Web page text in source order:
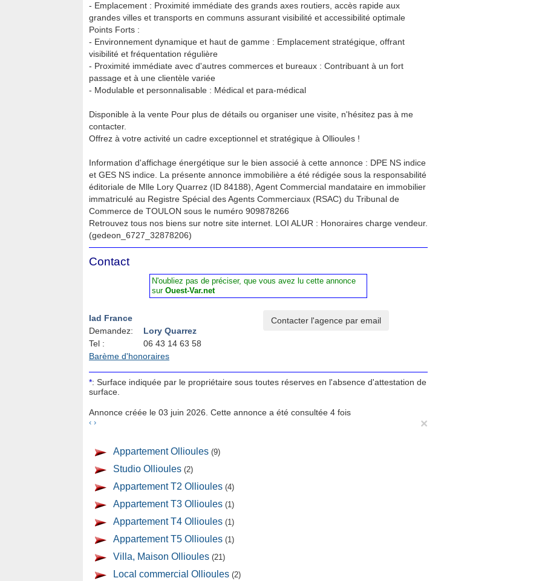
- Emplacement : Proximité immédiate des grands axes routiers, accès rapide aux
grandes villes et transports en communs assurant visibilité et accessibilité optimale
Points Forts :
- Environnement dynamique et haut de gamme : Emplacement stratégique, offrant
visibilité et fréquentation régulière
- Proximité immédiate avec d'autres commerces et bureaux : Contribuant à un fort
passage et à une clientèle variée
- Modulable et personnalisable : Médical et para-médical
Disponible à la vente Pour plus de détails ou organiser une visite, n'hésitez pas à me
contacter.
Offrez à votre activité un cadre exceptionnel et stratégique à Ollioules !
Information d'affichage énergétique sur le bien associé à cette annonce : DPE NS indice
et GES NS indice. La présente annonce immobilière a été rédigée sous la responsabilité
éditoriale de Mlle Lory Quarrez (ID 84188), Agent Commercial mandataire en immobilier
immatriculé au Registre Spécial des Agents Commerciaux (RSAC) du Tribunal de
Commerce de TOULON sous le numéro 909878266
Retrouvez tous nos biens sur notre site internet. LOI ALUR : Honoraires charge vendeur.
(gedeon_6727_32878206)
Contact
N'oubliez pas de préciser, que vous avez lu cette annonce
sur Ouest-Var.net
Iad France
Demandez:
Lory Quarrez
Tel :
06 43 14 63 58
Barème d'honoraires
*: Surface indiquée par le propriétaire sous toutes réserves en l'absence d'attestation de
surface.
Annonce créée le 03 juin 2026. Cette annonce a été consultée 4 fois
‹ › ×
Appartement Ollioules (9)
Studio Ollioules (2)
Appartement T2 Ollioules (4)
Appartement T3 Ollioules (1)
Appartement T4 Ollioules (1)
Appartement T5 Ollioules (1)
Villa, Maison Ollioules (21)
Local commercial Ollioules (2)